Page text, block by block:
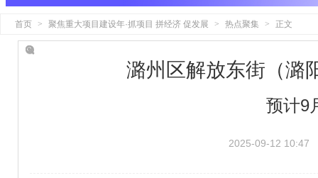
首页 > 聚焦重大项目建设年·抓项目 拼经济 促发展 > 热点聚集 > 正文
潞州区解放东街（潞
预计9
2025-09-12 10:47